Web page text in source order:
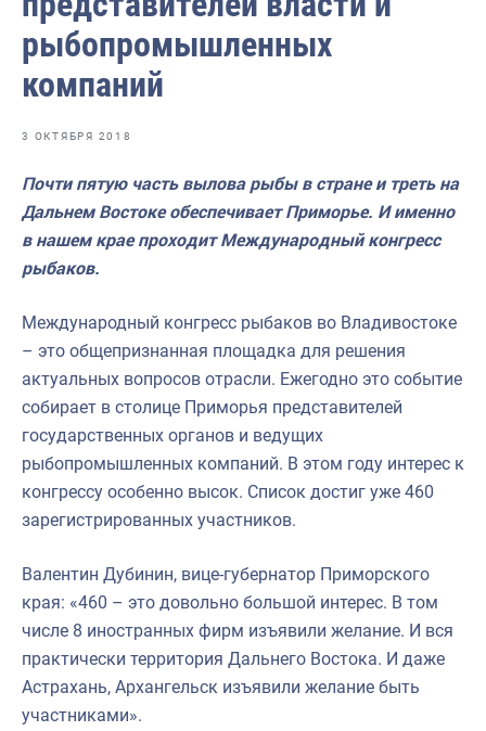
Отраслевые СМИ
Выставки и конференции
Научно-практическая литература
Рыбоохрана России
Отрасль в цифрах
Инфографика
Большая африканская экспедиция
События в России и мире
рыбопромышленных
компаний
3 ОКТЯБРЯ 2018
Почти пятую часть вылова рыбы в стране и треть на
Дальнем Востоке обеспечивает Приморье. И именно
в нашем крае проходит Международный конгресс
рыбаков.
Международный конгресс рыбаков во Владивостоке
– это общепризнанная площадка для решения
актуальных вопросов отрасли. Ежегодно это событие
собирает в столице Приморья представителей
государственных органов и ведущих
рыбопромышленных компаний. В этом году интерес к
конгрессу особенно высок. Список достиг уже 460
зарегистрированных участников.
Валентин Дубинин, вице-губернатор Приморского
края: «460 – это довольно большой интерес. В том
числе 8 иностранных фирм изъявили желание. И вся
практически территория Дальнего Востока. И даже
Астрахань, Архангельск изъявили желание быть
участниками».